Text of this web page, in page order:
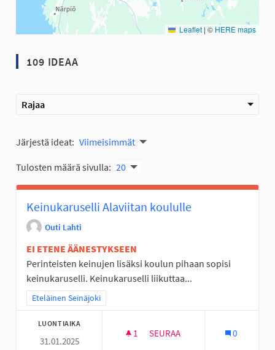
Leaflet | © HERE maps
109 IDEAA
Rajaa
Järjestä ideat: Viimeisimmät
Tulosten määrä sivulla: 20
Keinukaruselli Alaviitan koululle
Outi Lahti
EI ETENE ÄÄNESTYKSEEN
Perinteisten keinujen lisäksi koulun pihaan sopisi
keinukaruselli. Keinukaruselli liikuttaa...
Rajaa tulokset teeman mukaan: Eteläinen Seinäjoki
Eteläinen Seinäjoki
LUONTIAIKA
31.01.2025
1 1 SEURAAJA
SEURAA 0